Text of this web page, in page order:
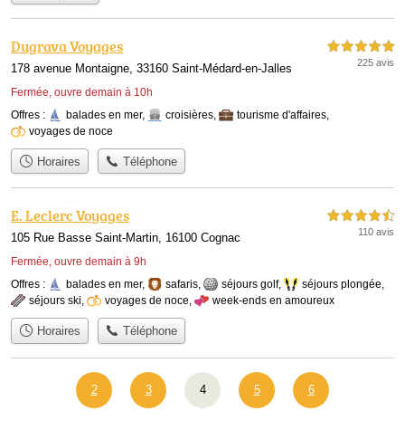
Dugrava Voyages
178 avenue Montaigne, 33160 Saint-Médard-en-Jalles
Fermée, ouvre demain à 10h
5,0 étoiles sur 5
225 avis
Offres : balades en mer, croisières tourisme d'affaires
voyages de noce
Horaires Téléphone
E. Leclerc Voyages
105 Rue Basse Saint-Martin, 16100 Cognac
Fermée, ouvre demain à 9h
4,5 étoiles sur 5
110 avis
Offres : balades en mer, safaris, séjours golf, séjours plongée,
séjours ski, voyages de noce, week-ends en amoureux
Horaires Téléphone
2 3 4 5 6